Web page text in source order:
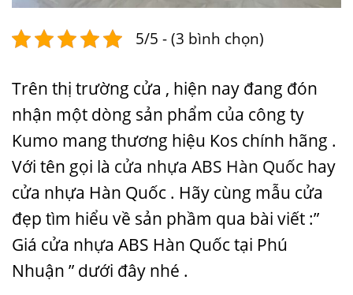
5/5 - (3 bình chọn)
Trên thị trường cửa , hiện nay đang đón
nhận một dòng sản phẩm của công ty
Kumo mang thương hiệu Kos chính hãng .
Với tên gọi là cửa nhựa ABS Hàn Quốc hay
cửa nhựa Hàn Quốc . Hãy cùng mẫu cửa
đẹp tìm hiểu về sản phầm qua bài viết :”
Giá cửa nhựa ABS Hàn Quốc tại Phú
Nhuận ” dưới đây nhé .